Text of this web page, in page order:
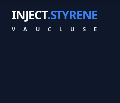
INJECT.STYRENE
V A U C L U S E